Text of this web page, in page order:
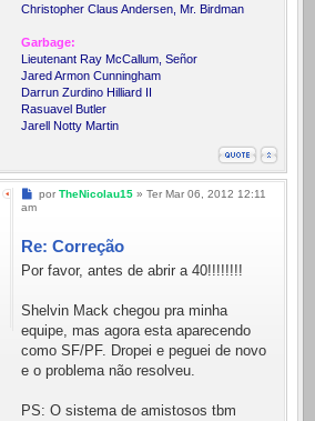
Christopher Claus Andersen, Mr. Birdman
Garbage:
Lieutenant Ray McCallum, Señor
Jared Armon Cunningham
Darrun Zurdino Hilliard II
Rasuavel Butler
Jarell Notty Martin
Mensagem
por TheNicolau15» Ter Mar 06, 2012 12:11
am
Re: Correção
Por favor, antes de abrir a 40!!!!!!!!
Shelvin Mack chegou pra minha
equipe, mas agora esta aparecendo
como SF/PF. Dropei e peguei de novo
e o problema não resolveu.
PS: O sistema de amistosos tbm